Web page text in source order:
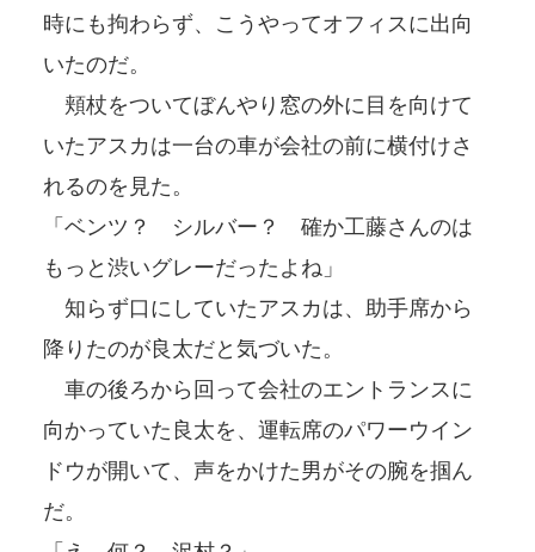
時にも拘わらず、こうやってオフィスに出向
いたのだ。
頬杖をついてぼんやり窓の外に目を向けて
いたアスカは一台の車が会社の前に横付けさ
れるのを見た。
「ベンツ？ シルバー？ 確か工藤さんのは
もっと渋いグレーだったよね」
知らず口にしていたアスカは、助手席から
降りたのが良太だと気づいた。
車の後ろから回って会社のエントランスに
向かっていた良太を、運転席のパワーウイン
ドウが開いて、声をかけた男がその腕を掴ん
だ。